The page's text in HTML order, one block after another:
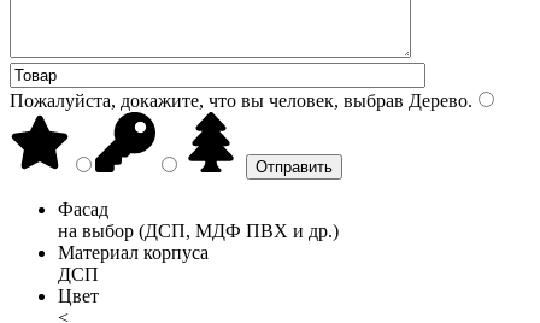
Пожалуйста, докажите, что вы человек, выбрав Дерево.
Фасад
на выбор (ДСП, МДФ ПВХ и др.)
Материал корпуса
ДСП
Цвет
<